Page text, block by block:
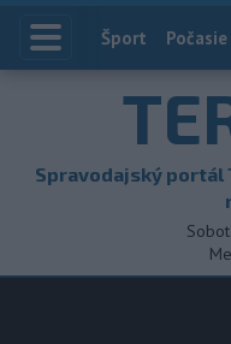
Index
Šport Počasie
Spravodajský portál